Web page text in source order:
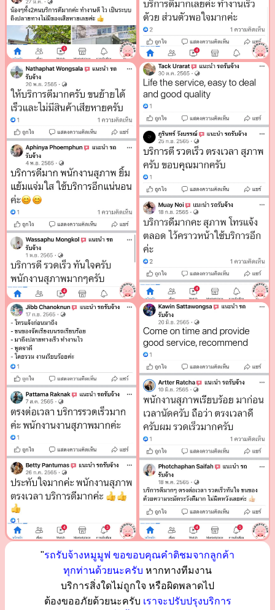
"รถรับจ้างหมูมูฟ ขอขอบคุณคำติชมจากลูกค้า
ทุกท่านด้วยนะครับ หากทางทีมงาน
บริการสิ่งใดไม่ถูกใจ หรือผิดพลาดไป
ต้องขออภัยด้วยนะครับ เราจะปรับปรุงบริการ